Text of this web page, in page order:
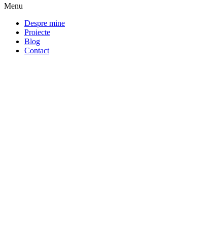
Menu
Despre mine
Proiecte
Blog
Contact